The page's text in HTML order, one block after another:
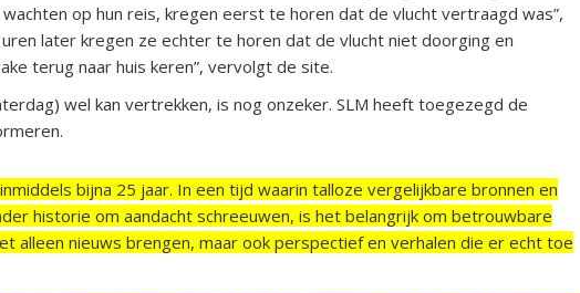
op hun reis, kregen eerst te horen dat de vlucht vertraagd was”,
later kregen ze echter te horen dat de vlucht niet doorging en
terug naar huis keren”, vervolgt de site.
wel kan vertrekken, is nog onzeker. SLM heeft toegezegd de
bijna 25 jaar. In een tijd waarin talloze vergelijkbare bronnen en
historie om aandacht schreeuwen, is het belangrijk om betrouwbare
alleen nieuws brengen, maar ook perspectief en verhalen die er echt toe